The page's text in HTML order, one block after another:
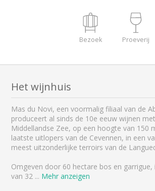
Bezoek Proeverij
Het wijnhuis
Mas du Novi, een voormalig filiaal van de
produceert al sinds de 10e eeuw wijnen
Middellandse Zee, op een hoogte van 150
laatste uitlopers van de Cevennen, in een
meest uitzonderlijke terroirs van de
Omgeven door 60 hectare bos en garrigue,
van 32 ... Mehr anzeigen